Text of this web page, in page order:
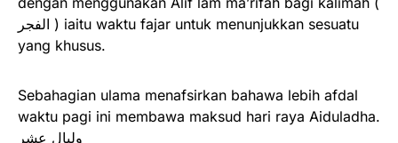
الفجر ) iaitu waktu fajar untuk menunjukkan sesuatu
yang khusus.
Sebahagian ulama menafsirkan bahawa lebih afdal
waktu pagi ini membawa maksud hari raya Aiduladha.
وليال عشر